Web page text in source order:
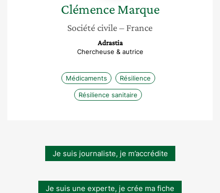
Clémence Marque
Société civile – France
Adrastia
Chercheuse & autrice
Médicaments Résilience
Résilience sanitaire
Je suis journaliste, je m’accrédite
Je suis une experte, je crée ma fiche